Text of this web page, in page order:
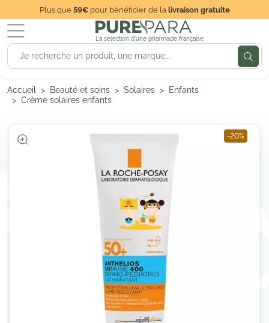
Plus que59€pour bénéficier de lalivraison gratuite
La sélection d'une pharmacie française
Accueil Beauté et soins Solaires
Enfants
Crème solaires enfants
-20%